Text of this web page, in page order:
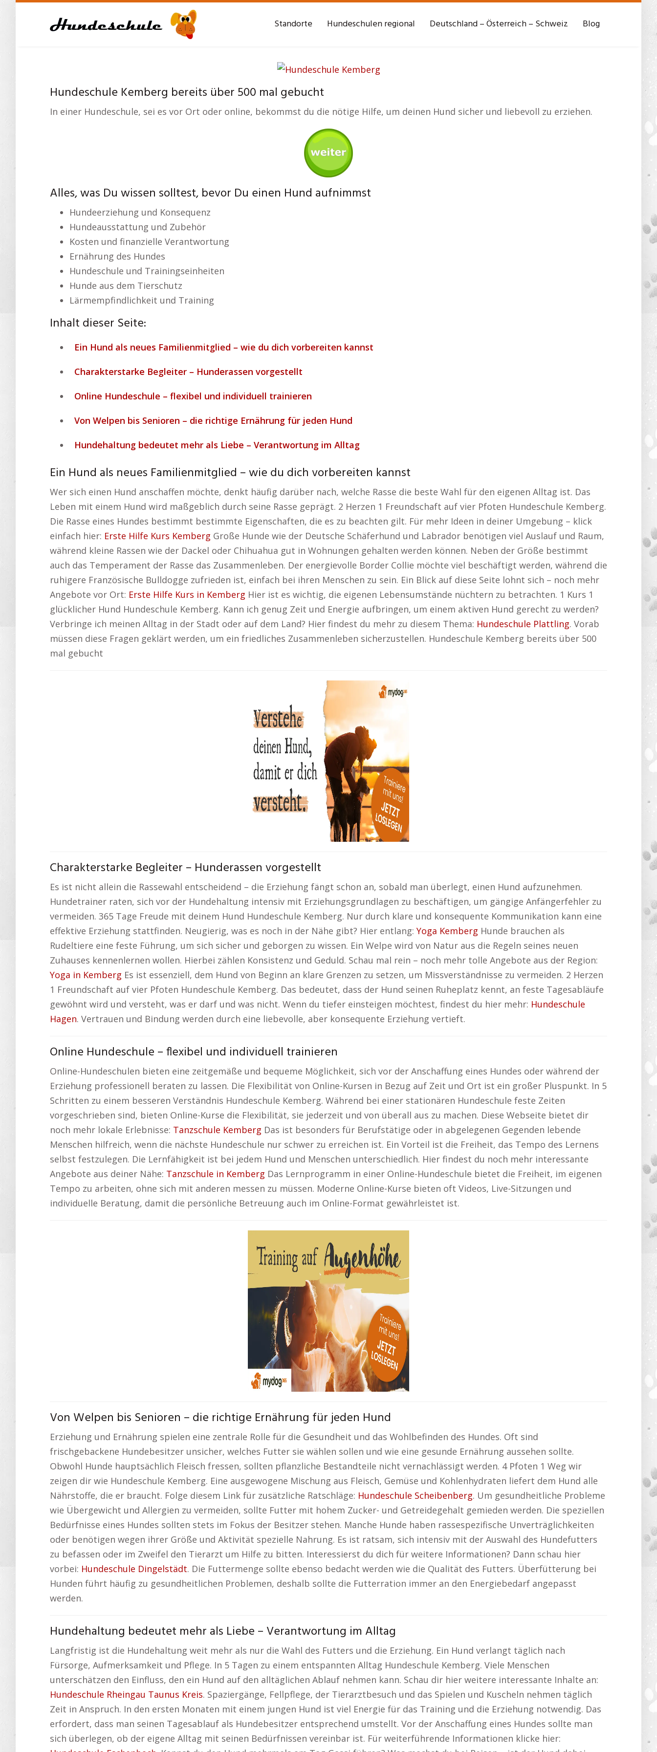
Standorte Hundeschulen regional Deutschland – Österreich – Schweiz Blog
Hundeschule Kemberg bereits über 500 mal gebucht
In einer Hundeschule, sei es vor Ort oder online, bekommst du die nötige Hilfe, um deinen Hund sicher und liebevoll zu erziehen.
Alles, was Du wissen solltest, bevor Du einen Hund aufnimmst
Hundeerziehung und Konsequenz
Hundeausstattung und Zubehör
Kosten und finanzielle Verantwortung
Ernährung des Hundes
Hundeschule und Trainingseinheiten
Hunde aus dem Tierschutz
Lärmempfindlichkeit und Training
Inhalt dieser Seite:
Ein Hund als neues Familienmitglied – wie du dich vorbereiten kannst
Charakterstarke Begleiter – Hunderassen vorgestellt
Online Hundeschule – flexibel und individuell trainieren
Von Welpen bis Senioren – die richtige Ernährung für jeden Hund
Hundehaltung bedeutet mehr als Liebe – Verantwortung im Alltag
Ein Hund als neues Familienmitglied – wie du dich vorbereiten kannst
Wer sich einen Hund anschaffen möchte, denkt häufig darüber nach, welche Rasse die beste Wahl für den eigenen Alltag ist. Das
Leben mit einem Hund wird maßgeblich durch seine Rasse geprägt. 2 Herzen 1 Freundschaft auf vier Pfoten Hundeschule Kemberg.
Die Rasse eines Hundes bestimmt bestimmte Eigenschaften, die es zu beachten gilt. Für mehr Ideen in deiner Umgebung – klick
einfach hier: Erste Hilfe Kurs Kemberg Große Hunde wie der Deutsche Schäferhund und Labrador benötigen viel Auslauf und Raum,
während kleine Rassen wie der Dackel oder Chihuahua gut in Wohnungen gehalten werden können. Neben der Größe bestimmt
auch das Temperament der Rasse das Zusammenleben. Der energievolle Border Collie möchte viel beschäftigt werden, während die
ruhigere Französische Bulldogge zufrieden ist, einfach bei ihren Menschen zu sein. Ein Blick auf diese Seite lohnt sich – noch mehr
Angebote vor Ort: Erste Hilfe Kurs in Kemberg Hier ist es wichtig, die eigenen Lebensumstände nüchtern zu betrachten. 1 Kurs 1
glücklicher Hund Hundeschule Kemberg. Kann ich genug Zeit und Energie aufbringen, um einem aktiven Hund gerecht zu werden?
Verbringe ich meinen Alltag in der Stadt oder auf dem Land? Hier findest du mehr zu diesem Thema: Hundeschule Plattling. Vorab
müssen diese Fragen geklärt werden, um ein friedliches Zusammenleben sicherzustellen. Hundeschule Kemberg bereits über 500
mal gebucht
Charakterstarke Begleiter – Hunderassen vorgestellt
Es ist nicht allein die Rassewahl entscheidend – die Erziehung fängt schon an, sobald man überlegt, einen Hund aufzunehmen.
Hundetrainer raten, sich vor der Hundehaltung intensiv mit Erziehungsgrundlagen zu beschäftigen, um gängige Anfängerfehler zu
vermeiden. 365 Tage Freude mit deinem Hund Hundeschule Kemberg. Nur durch klare und konsequente Kommunikation kann eine
effektive Erziehung stattfinden. Neugierig, was es noch in der Nähe gibt? Hier entlang: Yoga Kemberg Hunde brauchen als
Rudeltiere eine feste Führung, um sich sicher und geborgen zu wissen. Ein Welpe wird von Natur aus die Regeln seines neuen
Zuhauses kennenlernen wollen. Hierbei zählen Konsistenz und Geduld. Schau mal rein – noch mehr tolle Angebote aus der Region:
Yoga in Kemberg Es ist essenziell, dem Hund von Beginn an klare Grenzen zu setzen, um Missverständnisse zu vermeiden. 2 Herzen
1 Freundschaft auf vier Pfoten Hundeschule Kemberg. Das bedeutet, dass der Hund seinen Ruheplatz kennt, an feste Tagesabläufe
gewöhnt wird und versteht, was er darf und was nicht. Wenn du tiefer einsteigen möchtest, findest du hier mehr: Hundeschule
Hagen. Vertrauen und Bindung werden durch eine liebevolle, aber konsequente Erziehung vertieft.
Online Hundeschule – flexibel und individuell trainieren
Online-Hundeschulen bieten eine zeitgemäße und bequeme Möglichkeit, sich vor der Anschaffung eines Hundes oder während der
Erziehung professionell beraten zu lassen. Die Flexibilität von Online-Kursen in Bezug auf Zeit und Ort ist ein großer Pluspunkt. In 5
Schritten zu einem besseren Verständnis Hundeschule Kemberg. Während bei einer stationären Hundeschule feste Zeiten
vorgeschrieben sind, bieten Online-Kurse die Flexibilität, sie jederzeit und von überall aus zu machen. Diese Webseite bietet dir
noch mehr lokale Erlebnisse: Tanzschule Kemberg Das ist besonders für Berufstätige oder in abgelegenen Gegenden lebende
Menschen hilfreich, wenn die nächste Hundeschule nur schwer zu erreichen ist. Ein Vorteil ist die Freiheit, das Tempo des Lernens
selbst festzulegen. Die Lernfähigkeit ist bei jedem Hund und Menschen unterschiedlich. Hier findest du noch mehr interessante
Angebote aus deiner Nähe: Tanzschule in Kemberg Das Lernprogramm in einer Online-Hundeschule bietet die Freiheit, im eigenen
Tempo zu arbeiten, ohne sich mit anderen messen zu müssen. Moderne Online-Kurse bieten oft Videos, Live-Sitzungen und
individuelle Beratung, damit die persönliche Betreuung auch im Online-Format gewährleistet ist.
Von Welpen bis Senioren – die richtige Ernährung für jeden Hund
Erziehung und Ernährung spielen eine zentrale Rolle für die Gesundheit und das Wohlbefinden des Hundes. Oft sind
frischgebackene Hundebesitzer unsicher, welches Futter sie wählen sollen und wie eine gesunde Ernährung aussehen sollte.
Obwohl Hunde hauptsächlich Fleisch fressen, sollten pflanzliche Bestandteile nicht vernachlässigt werden. 4 Pfoten 1 Weg wir
zeigen dir wie Hundeschule Kemberg. Eine ausgewogene Mischung aus Fleisch, Gemüse und Kohlenhydraten liefert dem Hund alle
Nährstoffe, die er braucht. Folge diesem Link für zusätzliche Ratschläge: Hundeschule Scheibenberg. Um gesundheitliche Probleme
wie Übergewicht und Allergien zu vermeiden, sollte Futter mit hohem Zucker- und Getreidegehalt gemieden werden. Die speziellen
Bedürfnisse eines Hundes sollten stets im Fokus der Besitzer stehen. Manche Hunde haben rassespezifische Unverträglichkeiten
oder benötigen wegen ihrer Größe und Aktivität spezielle Nahrung. Es ist ratsam, sich intensiv mit der Auswahl des Hundefutters
zu befassen oder im Zweifel den Tierarzt um Hilfe zu bitten. Interessierst du dich für weitere Informationen? Dann schau hier
vorbei: Hundeschule Dingelstädt. Die Futtermenge sollte ebenso bedacht werden wie die Qualität des Futters. Überfütterung bei
Hunden führt häufig zu gesundheitlichen Problemen, deshalb sollte die Futterration immer an den Energiebedarf angepasst
werden.
Hundehaltung bedeutet mehr als Liebe – Verantwortung im Alltag
Langfristig ist die Hundehaltung weit mehr als nur die Wahl des Futters und die Erziehung. Ein Hund verlangt täglich nach
Fürsorge, Aufmerksamkeit und Pflege. In 5 Tagen zu einem entspannten Alltag Hundeschule Kemberg. Viele Menschen
unterschätzen den Einfluss, den ein Hund auf den alltäglichen Ablauf nehmen kann. Schau dir hier weitere interessante Inhalte an:
Hundeschule Rheingau Taunus Kreis. Spaziergänge, Fellpflege, der Tierarztbesuch und das Spielen und Kuscheln nehmen täglich
Zeit in Anspruch. In den ersten Monaten mit einem jungen Hund ist viel Energie für das Training und die Erziehung notwendig. Das
erfordert, dass man seinen Tagesablauf als Hundebesitzer entsprechend umstellt. Vor der Anschaffung eines Hundes sollte man
sich überlegen, ob der eigene Alltag mit seinen Bedürfnissen vereinbar ist. Für weiterführende Informationen klicke hier: